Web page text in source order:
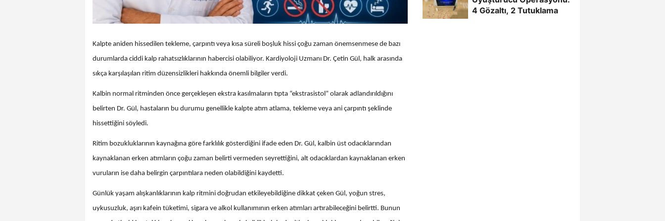
Kalpte aniden hissedilen tekleme, çarpıntı veya kısa süreli boşluk hissi çoğu zaman önemsenmese de bazı
durumlarda ciddi kalp rahatsızlıklarının habercisi olabiliyor. Kardiyoloji Uzmanı Dr. Çetin Gül, halk arasında
sıkça karşılaşılan ritim düzensizlikleri hakkında önemli bilgiler verdi.
Kalbin normal ritminden önce gerçekleşen ekstra kasılmaların tıpta “ekstrasistol” olarak adlandırıldığını
belirten Dr. Gül, hastaların bu durumu genellikle kalpte atım atlama, tekleme veya ani çarpıntı şeklinde
hissettiğini söyledi.
Ritim bozukluklarının kaynağına göre farklılık gösterdiğini ifade eden Dr. Gül, kalbin üst odacıklarından
kaynaklanan erken atımların çoğu zaman belirti vermeden seyrettiğini, alt odacıklardan kaynaklanan erken
vuruların ise daha belirgin çarpıntılara neden olabildiğini kaydetti.
Günlük yaşam alışkanlıklarının kalp ritmini doğrudan etkileyebildiğine dikkat çeken Gül, yoğun stres,
uykusuzluk, aşırı kafein tüketimi, sigara ve alkol kullanımının erken atımları artırabileceğini belirtti. Bunun
4 Gözaltı, 2 Tutuklama